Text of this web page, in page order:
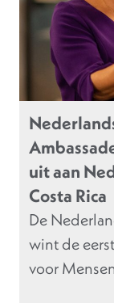
uit aan
Costa Rica
De
wint de
voor